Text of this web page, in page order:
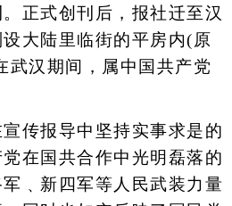
正式创刊后，报社迁至汉
大陆里临街的平房内(原
武汉期间，属中国共产党
报导中坚持实事求是的
在国共合作中光明磊落的
﹑新四军等人民武装力量